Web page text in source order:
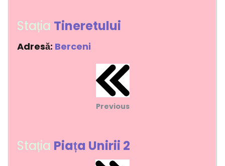
Stația Tineretului
Adresă: Berceni
Previous
Stația Piața Unirii 2